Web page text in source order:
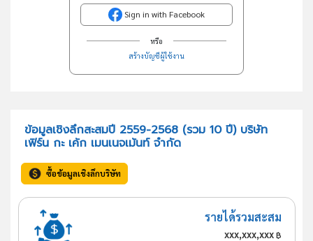
Sign in with Facebook
หรือ
สร้างบัญชีผู้ใช้งาน
ข้อมูลเชิงลึกสะสมปี 2559-2568 (รวม 10 ปี) บริษัท
เฟิร์น กะ เค้ก เมนเนจเม้นท์ จำกัด
ซื้อข้อมูลเชิงลึกบริษัท
รายได้รวมสะสม
xxx,xxx,xxx฿